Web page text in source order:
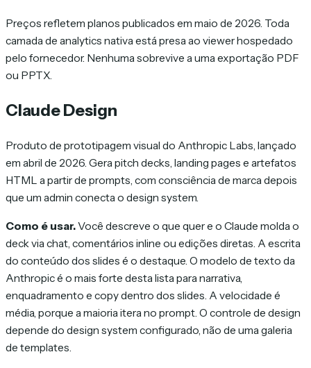
Preços refletem planos publicados em maio de 2026. Toda
camada de analytics nativa está presa ao viewer hospedado
pelo fornecedor. Nenhuma sobrevive a uma exportação PDF
ou PPTX.
Claude Design
Produto de prototipagem visual do Anthropic Labs, lançado
em abril de 2026. Gera pitch decks, landing pages e artefatos
HTML a partir de prompts, com consciência de marca depois
que um admin conecta o design system.
Como é usar.Você descreve o que quer e o Claude molda o
deck via chat, comentários inline ou edições diretas. A escrita
do conteúdo dos slides é o destaque. O modelo de texto da
Anthropic é o mais forte desta lista para narrativa,
enquadramento e copy dentro dos slides. A velocidade é
média, porque a maioria itera no prompt. O controle de design
depende do design system configurado, não de uma galeria
de templates.